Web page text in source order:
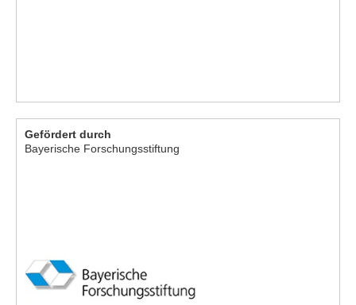
Gefördert durch
Bayerische Forschungsstiftung